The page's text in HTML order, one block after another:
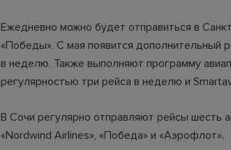
Ежедневно можно будет отправиться в
«Победы». С мая появится дополнительный
в неделю. Также выполняют программу
регулярностью три рейса в неделю и
В Сочи регулярно отправляют рейсы шесть
«Nordwind Airlines», «Победа» и «Аэрофлот».